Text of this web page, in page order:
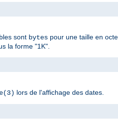
sont bytes pour une taille en
la forme "1K".
lors de l'affichage des dates.